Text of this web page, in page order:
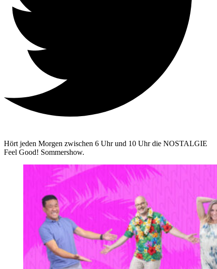
Hört jeden Morgen zwischen 6 Uhr und 10 Uhr die NOSTALGIE
Feel Good! Sommershow.